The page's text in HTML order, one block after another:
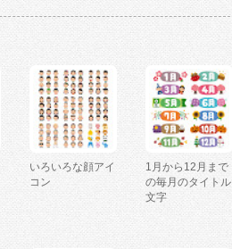
いろいろな顔アイ
コン
1月から12月まで
の毎月のタイトル
文字